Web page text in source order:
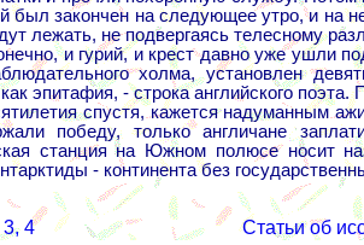
был закончен на следующее утро, и на
лежать, не подвергаясь телесному
и гурий, и крест давно уже ушли
холма, установлен
эпитафия, - строка английского поэта.
спустя, кажется надуманным
победу, только англичане
станция на Южном полюсе носит
- континента без
3,4 Статьи об